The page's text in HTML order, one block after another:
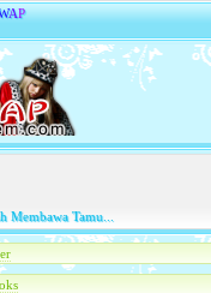
AP
Tamu...